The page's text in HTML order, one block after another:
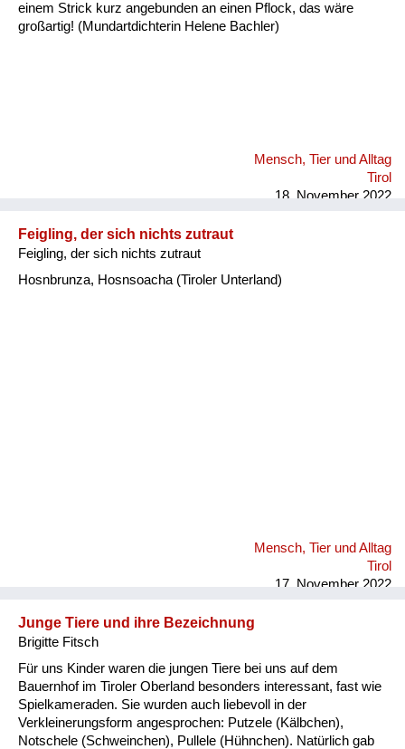
einem Strick kurz angebunden an einen Pflock, das wäre
großartig! (Mundartdichterin Helene Bachler)
Mensch, Tier und Alltag
Tirol
18. November 2022
Feigling, der sich nichts zutraut
Feigling, der sich nichts zutraut
Hosnbrunza, Hosnsoacha (Tiroler Unterland)
Mensch, Tier und Alltag
Tirol
17. November 2022
Junge Tiere und ihre Bezeichnung
Brigitte Fitsch
Für uns Kinder waren die jungen Tiere bei uns auf dem
Bauernhof im Tiroler Oberland besonders interessant, fast wie
Spielkameraden. Sie wurden auch liebevoll in der
Verkleinerungsform angesprochen: Putzele (Kälbchen),
Notschele (Schweinchen), Pullele (Hühnchen). Natürlich gab